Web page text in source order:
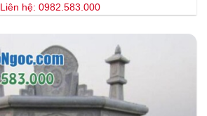
Liên hệ: 0982.583.000